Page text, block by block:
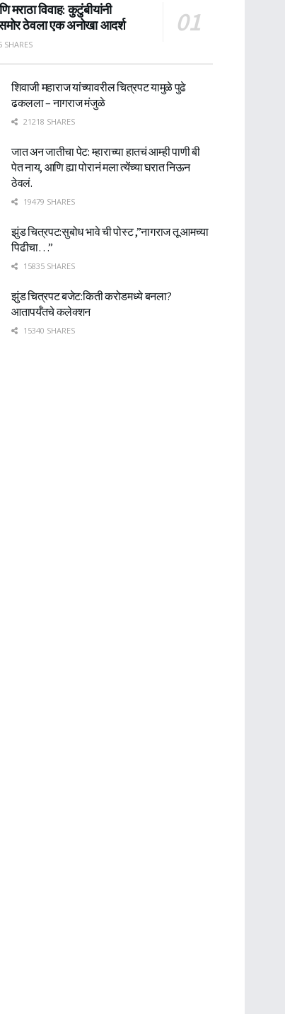
मराठा विवाह: कुटुंबीयांनी
ठेवला एक अनोखा आदर्श
SHARES
शिवाजी महाराज यांच्यावरील चित्रपट यामुळे पुढे
ढकलला – नागराज मंजुळे
21218 SHARES
जात अन जातीचा पेट: म्हाराच्या हातचं आम्ही पाणी बी
पेत नाय, आणि ह्या पोरानं मला त्येंच्या घरात निऊन
ठेवलं.
19479 SHARES
झुंड चित्रपट:सुबोध भावे ची पोस्ट ,”नागराज तू आमच्या
पिढीचा…”
15835 SHARES
झुंड चित्रपट बजेट:किती करोडमध्ये बनला?
आतापर्यँतचे कलेक्शन
15340 SHARES